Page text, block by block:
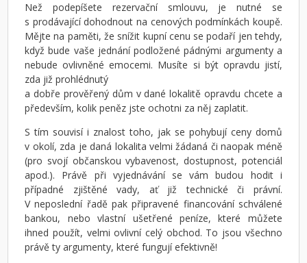
Než podepíšete rezervační smlouvu, je nutné se
s prodávající dohodnout na cenových podmínkách koupě.
Mějte na paměti, že snížit kupní cenu se podaří jen tehdy,
když bude vaše jednání podložené pádnými argumenty a
nebude ovlivněné emocemi. Musíte si být opravdu jistí,
zda již prohlédnutý
a dobře prověřený dům v dané lokalitě opravdu chcete a
především, kolik peněz jste ochotni za něj zaplatit.
S tím souvisí i znalost toho, jak se pohybují ceny domů
v okolí, zda je daná lokalita velmi žádaná či naopak méně
(pro svojí občanskou vybavenost, dostupnost, potenciál
apod.). Právě při vyjednávání se vám budou hodit i
případné zjištěné vady, ať již technické či právní.
V neposlední řadě pak připravené financování schválené
bankou, nebo vlastní ušetřené peníze, které můžete
ihned použít, velmi ovlivní celý obchod. To jsou všechno
právě ty argumenty, které fungují efektivně!